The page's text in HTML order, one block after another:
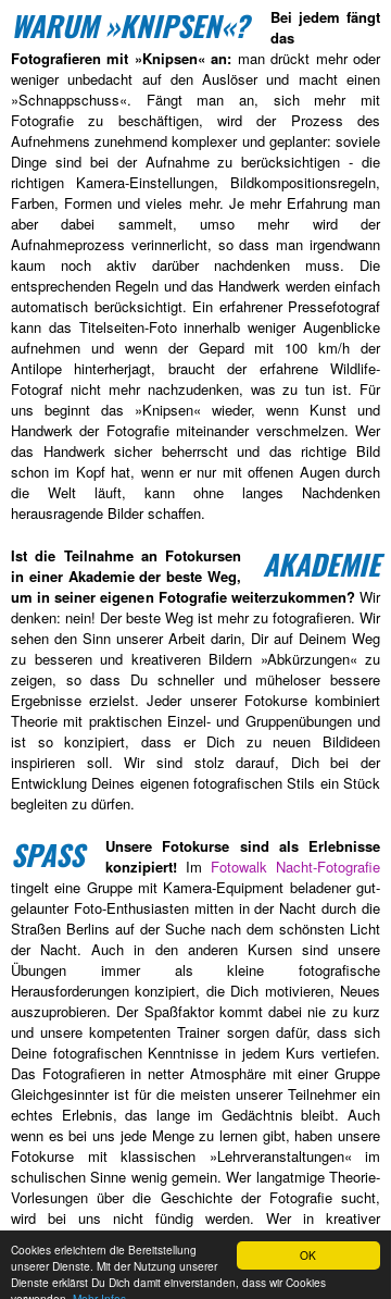
OK
Cookies erleichtern die Bereitstellung
unserer Dienste. Mit der Nutzung unserer
Dienste erklärst Du Dich damit einverstanden, dass wir Cookies
WARUM »KNIPSEN«?
Bei jedem fängt
das
Fotografieren mit »Knipsen« an: man drückt mehr oder
weniger unbedacht auf den Auslöser und macht einen
»Schnappschuss«. Fängt man an, sich mehr mit
Fotografie zu beschäftigen, wird der Prozess des
Aufnehmens zunehmend komplexer und geplanter: soviele
Dinge sind bei der Aufnahme zu berücksichtigen - die
richtigen Kamera-Einstellungen, Bildkompositionsregeln,
Farben, Formen und vieles mehr. Je mehr Erfahrung man
aber dabei sammelt, umso mehr wird der
Aufnahmeprozess verinnerlicht, so dass man irgendwann
kaum noch aktiv darüber nachdenken muss. Die
entsprechenden Regeln und das Handwerk werden einfach
automatisch berücksichtigt. Ein erfahrener Pressefotograf
kann das Titelseiten-Foto innerhalb weniger Augenblicke
aufnehmen und wenn der Gepard mit 100 km/h der
Antilope hinterherjagt, braucht der erfahrene Wildlife-
Fotograf nicht mehr nachzudenken, was zu tun ist. Für
uns beginnt das »Knipsen« wieder, wenn Kunst und
Handwerk der Fotografie miteinander verschmelzen. Wer
das Handwerk sicher beherrscht und das richtige Bild
schon im Kopf hat, wenn er nur mit offenen Augen durch
die Welt läuft, kann ohne langes Nachdenken
herausragende Bilder schaffen.
AKADEMIE
Ist die Teilnahme an Fotokursen
in einer Akademie der beste Weg,
um in seiner eigenen Fotografie weiterzukommen? Wir
denken: nein! Der beste Weg ist mehr zu fotografieren. Wir
sehen den Sinn unserer Arbeit darin, Dir auf Deinem Weg
zu besseren und kreativeren Bildern »Abkürzungen« zu
zeigen, so dass Du schneller und müheloser bessere
Ergebnisse erzielst. Jeder unserer Fotokurse kombiniert
Theorie mit praktischen Einzel- und Gruppenübungen und
ist so konzipiert, dass er Dich zu neuen Bildideen
inspirieren soll. Wir sind stolz darauf, Dich bei der
Entwicklung Deines eigenen fotografischen Stils ein Stück
begleiten zu dürfen.
SPASS
Unsere Fotokurse sind als Erlebnisse
konzipiert! Im Fotowalk Nacht-Fotografie
tingelt eine Gruppe mit Kamera-Equipment beladener gut-
gelaunter Foto-Enthusiasten mitten in der Nacht durch die
Straßen Berlins auf der Suche nach dem schönsten Licht
der Nacht. Auch in den anderen Kursen sind unsere
Übungen immer als kleine fotografische
Herausforderungen konzipiert, die Dich motivieren, Neues
auszuprobieren. Der Spaßfaktor kommt dabei nie zu kurz
und unsere kompetenten Trainer sorgen dafür, dass sich
Deine fotografischen Kenntnisse in jedem Kurs vertiefen.
Das Fotografieren in netter Atmosphäre mit einer Gruppe
Gleichgesinnter ist für die meisten unserer Teilnehmer ein
echtes Erlebnis, das lange im Gedächtnis bleibt. Auch
wenn es bei uns jede Menge zu lernen gibt, haben unsere
Fotokurse mit klassischen »Lehrveranstaltungen« im
schulischen Sinne wenig gemein. Wer langatmige Theorie-
Vorlesungen über die Geschichte der Fotografie sucht,
wird bei uns nicht fündig werden. Wer in kreativer
Atmosphäre und mit kompetenter Unterstützung an
seinem eigenen fotografischen Stil feilen und dabei Spaß
haben möchte, ist in unseren Fotokursen genau richtig